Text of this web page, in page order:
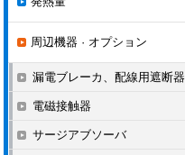
周辺機器 · オプション
漏電ブレーカ、配線用遮断器
電磁接触器
サージアブソーバ